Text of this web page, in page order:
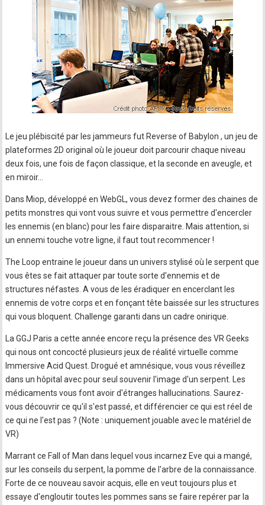
Le jeu plébiscité par les jammeurs fut Reverse of Babylon , un jeu de
plateformes 2D original où le joueur doit parcourir chaque niveau
deux fois, une fois de façon classique, et la seconde en aveugle, et
en miroir...
Dans Miop, développé en WebGL, vous devez former des chaines de
petits monstres qui vont vous suivre et vous permettre d'encercler
les ennemis (en blanc) pour les faire disparaitre. Mais attention, si
un ennemi touche votre ligne, il faut tout recommencer !
The Loop entraine le joueur dans un univers stylisé où le serpent que
vous êtes se fait attaquer par toute sorte d'ennemis et de
structures néfastes. A vous de les éradiquer en encerclant les
ennemis de votre corps et en fonçant tête baissée sur les structures
qui vous bloquent. Challenge garanti dans un cadre onirique.
La GGJ Paris a cette année encore reçu la présence des VR Geeks
qui nous ont concocté plusieurs jeux de réalité virtuelle comme
Immersive Acid Quest. Drogué et amnésique, vous vous réveillez
dans un hôpital avec pour seul souvenir l'image d'un serpent. Les
médicaments vous font avoir d'étranges hallucinations. Saurez-
vous découvrir ce qu'il s'est passé, et différencier ce qui est réel de
ce qui ne l'est pas ? (Note : uniquement jouable avec le matériel de
VR)
Marrant ce Fall of Man dans lequel vous incarnez Eve qui a mangé,
sur les conseils du serpent, la pomme de l'arbre de la connaissance.
Forte de ce nouveau savoir acquis, elle en veut toujours plus et
essaye d'engloutir toutes les pommes sans se faire repérer par la